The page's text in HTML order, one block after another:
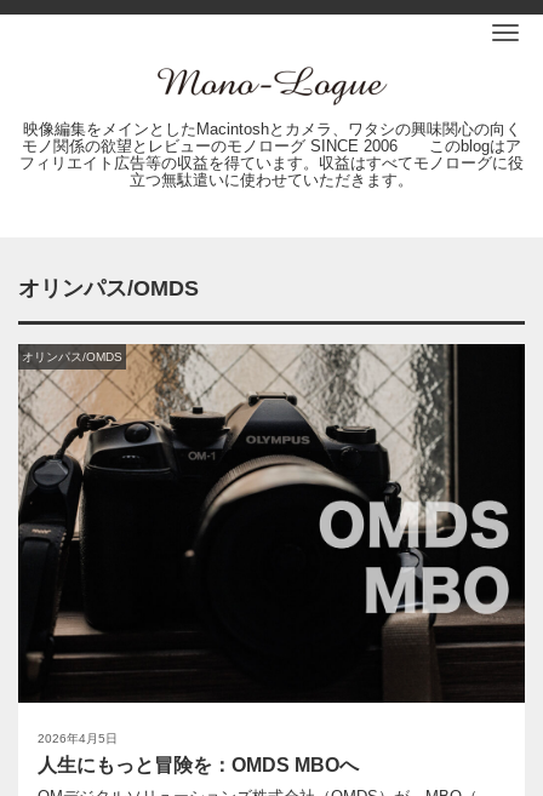
映像編集をメインとしたMacintoshとカメラ、ワタシの興味関心の向く
モノ関係の欲望とレビューのモノローグ SINCE 2006 このblogはア
フィリエイト広告等の収益を得ています。収益はすべてモノローグに役
立つ無駄遣いに使わせていただきます。
オリンパス/OMDS
2026年4月5日
オリンパス/OMDS
人生にもっと冒険を：OMDS MBOへ